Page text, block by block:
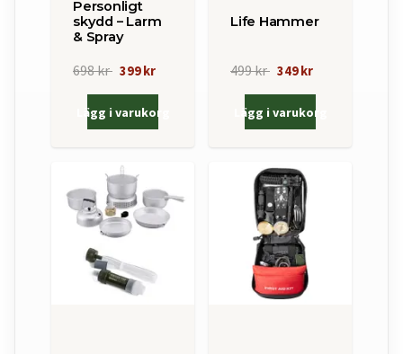
Personligt
skydd – Larm
& Spray
698 kr 399 kr
Lägg i varukorg
Life Hammer
499 kr 349 kr
Lägg i varukorg